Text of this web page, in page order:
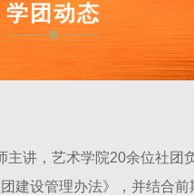
学团动态
讲，艺术学院20余位社团
建设管理办法》，并结合